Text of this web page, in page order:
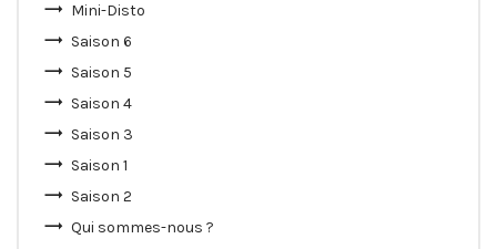
Mini-Disto
Saison 6
Saison 5
Saison 4
Saison 3
Saison 1
Saison 2
Qui sommes-nous ?